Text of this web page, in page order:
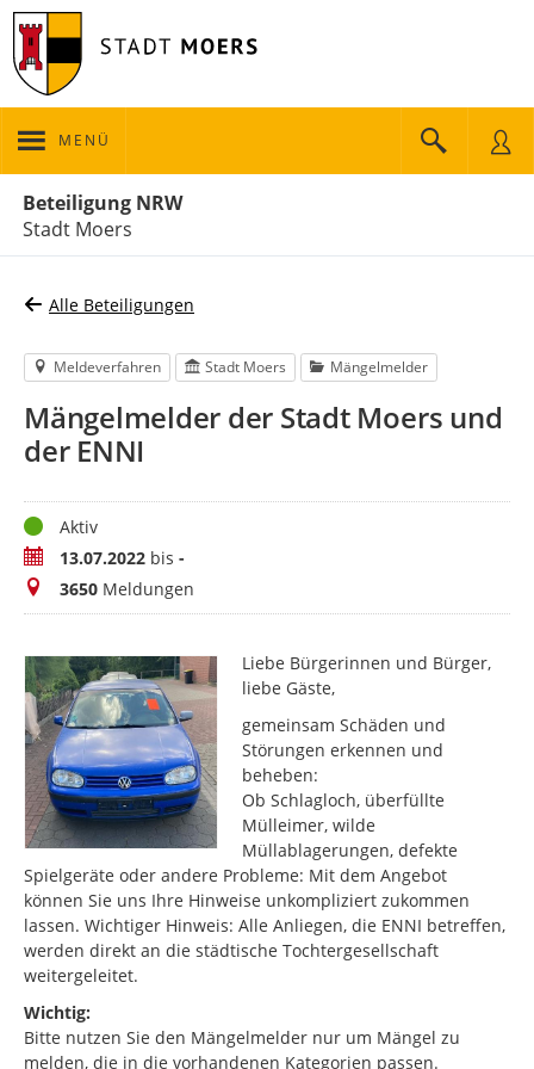
MENÜ
Beteiligung NRW
Stadt Moers
Alle Beteiligungen
Meldeverfahren Stadt Moers Mängelmelder
Mängelmelder der Stadt Moers und
der ENNI
StatusAktiv
Zeitraum13.07.2022 bis -
Meldungen
3650 Meldungen
Liebe Bürgerinnen und Bürger,
liebe Gäste,
gemeinsam Schäden und
Störungen erkennen und
beheben:
Ob Schlagloch, überfüllte
Mülleimer, wilde
Müllablagerungen, defekte
Spielgeräte oder andere Probleme: Mit dem Angebot
können Sie uns Ihre Hinweise unkompliziert zukommen
lassen. Wichtiger Hinweis: Alle Anliegen, die ENNI betreffen,
werden direkt an die städtische Tochtergesellschaft
weitergeleitet.
Wichtig:
Bitte nutzen Sie den Mängelmelder nur um Mängel zu
melden, die in die vorhandenen Kategorien passen.